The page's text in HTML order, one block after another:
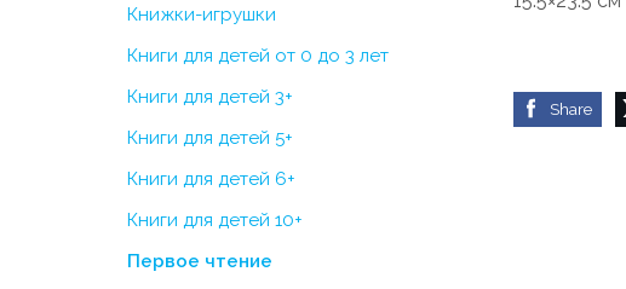
Книжки-игрушки
Книги для детей от 0 до 3 лет
Книги для детей 3+
Книги для детей 5+
Книги для детей 6+
Книги для детей 10+
Первое чтение
Share